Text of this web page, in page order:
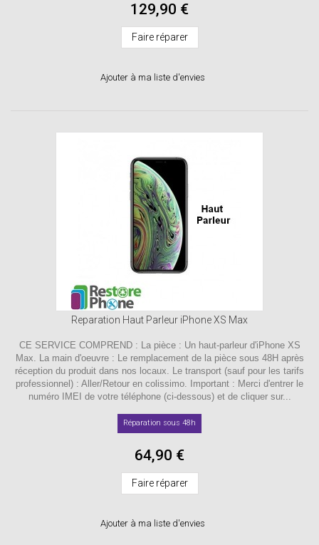
129,90 €
Faire réparer
Ajouter à ma liste d'envies
Reparation Haut Parleur iPhone XS Max
CE SERVICE COMPREND : La pièce : Un haut-parleur d'iPhone XS
Max. La main d'oeuvre : Le remplacement de la pièce sous 48H après
réception du produit dans nos locaux. Le transport (sauf pour les tarifs
professionnel) : Aller/Retour en colissimo. Important : Merci d'entrer le
numéro IMEI de votre téléphone (ci-dessous) et de cliquer sur...
Réparation sous 48h
64,90 €
Faire réparer
Ajouter à ma liste d'envies